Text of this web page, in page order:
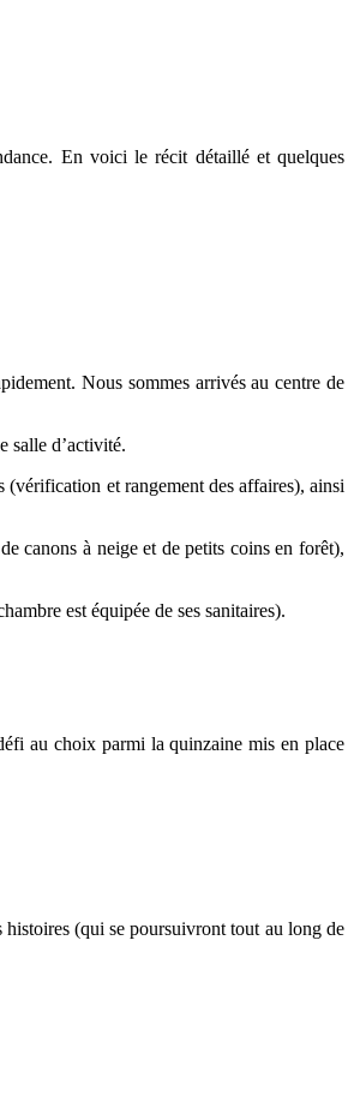
En voici le récit détaillé et quelques
Nous sommes arrivés au centre de
salle d’activité.
(vérification et rangement des affaires), ainsi
canons à neige et de petits coins en forêt),
est équipée de ses sanitaires).
au choix parmi la quinzaine mis en place
histoires (qui se poursuivront tout au long de